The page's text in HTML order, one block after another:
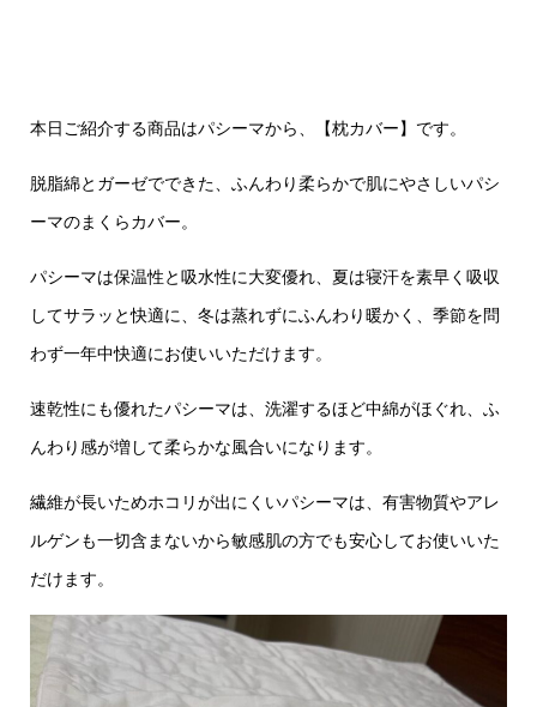
本日ご紹介する商品はパシーマから、【枕カバー】です。
脱脂綿とガーゼでできた、ふんわり柔らかで肌にやさしいパシ
ーマのまくらカバー。
パシーマは保温性と吸水性に大変優れ、夏は寝汗を素早く吸収
してサラッと快適に、冬は蒸れずにふんわり暖かく、季節を問
わず一年中快適にお使いいただけます。
速乾性にも優れたパシーマは、洗濯するほど中綿がほぐれ、ふ
んわり感が増して柔らかな風合いになります。
繊維が長いためホコリが出にくいパシーマは、有害物質やアレ
ルゲンも一切含まないから敏感肌の方でも安心してお使いいた
だけます。